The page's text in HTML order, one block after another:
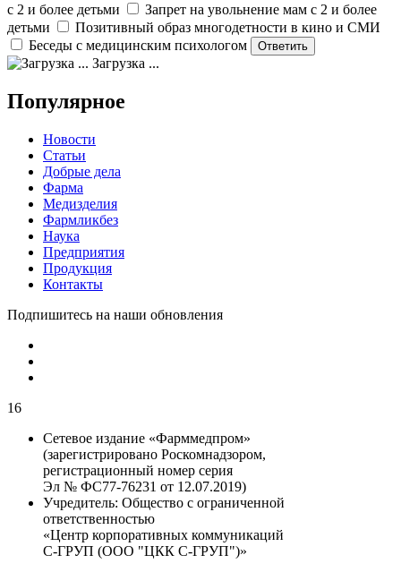
с 2 и более детьми
Запрет на увольнение мам с 2 и более
детьми
Позитивный образ многодетности в кино и СМИ
Беседы с медицинским психологом
Загрузка ...
Популярное
Новости
Статьи
Добрые дела
Фарма
Медизделия
Фармликбез
Наука
Предприятия
Продукция
Контакты
Подпишитесь на наши обновления
16
Сетевое издание «Фарммедпром»
(зарегистрировано Роскомнадзором,
регистрационный номер серия
Эл № ФС77-76231 от 12.07.2019)
Учредитель: Общество с ограниченной
ответственностью
«Центр корпоративных коммуникаций
С-ГРУП (ООО "ЦКК С-ГРУП")»